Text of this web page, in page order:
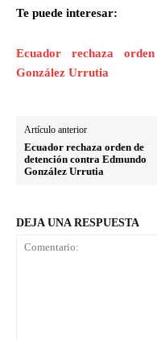
Te puede interesar:
Ecuador rechaza
González Urrutia
Artículo anterior
Ecuador rechaza orden de
detención contra Edmundo
González Urrutia
DEJA UNA RESPUESTA